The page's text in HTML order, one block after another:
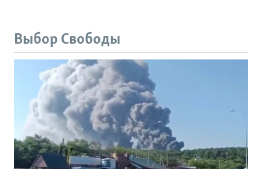
Выбор Свободы